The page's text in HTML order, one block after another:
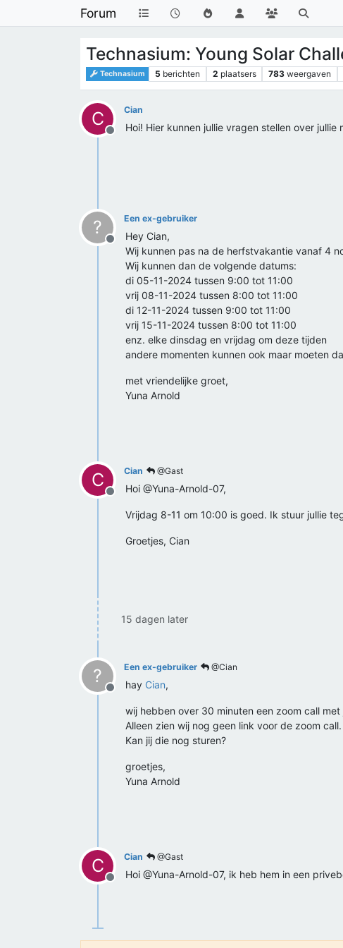
Forum
Technasium: Young Solar
Technasium 5 berichten 2 plaatsers 783 weergaven
C
Offline
Cian
Hoi! Hier kunnen jullie vragen stellen over jullie
?
Offline
Een ex-gebruiker
Hey Cian,
Wij kunnen pas na de herfstvakantie vanaf 4
Wij kunnen dan de volgende datums:
di 05-11-2024 tussen 9:00 tot 11:00
vrij 08-11-2024 tussen 8:00 tot 11:00
di 12-11-2024 tussen 9:00 tot 11:00
vrij 15-11-2024 tussen 8:00 tot 11:00
enz. elke dinsdag en vrijdag om deze tijden
andere momenten kunnen ook maar moeten
met vriendelijke groet,
Yuna Arnold
C
Offline
Cian @Gast
Hoi @Yuna-Arnold-07,
Vrijdag 8-11 om 10:00 is goed. Ik stuur jullie
Groetjes, Cian
15 dagen later
?
Offline
Een ex-gebruiker @Cian
hay Cian,
wij hebben over 30 minuten een zoom call met
Alleen zien wij nog geen link voor de zoom call.
Kan jij die nog sturen?
groetjes,
Yuna Arnold
C
Offline
Cian @Gast
Hoi @Yuna-Arnold-07, ik heb hem in een